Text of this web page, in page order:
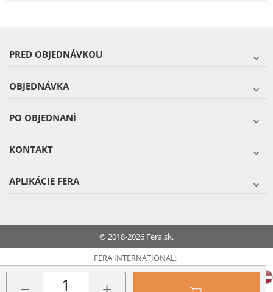
PRED OBJEDNÁVKOU
OBJEDNÁVKA
PO OBJEDNANÍ
KONTAKT
APLIKÁCIE FERA
© 2018-2026 Fera.sk.
FERA INTERNATIONAL: